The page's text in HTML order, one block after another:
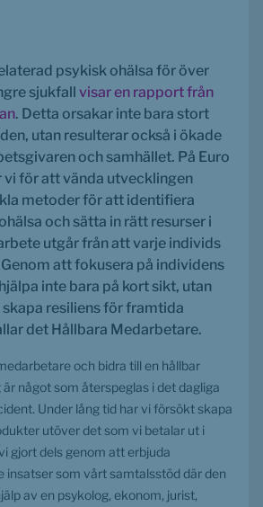
psykisk ohälsa för över
sjukfall visar en rapport från
. Detta orsakar inte bara stort
utan resulterar också i ökade
och samhället. På Euro
för att vända utvecklingen
metoder för att identifiera
och sätta in rätt resurser i
utgår från att varje individs
att fokusera på individens
inte bara på kort sikt, utan
resiliens för framtida
det Hållbara Medarbetare.
och bidra till en hållbar
något som återspeglas i det dagliga
Under lång tid har vi försökt skapa
utöver det som vi betalar ut i
gjort dels genom att erbjuda
insatser som vårt samtalsstöd där den
av en psykolog, ekonom, jurist,